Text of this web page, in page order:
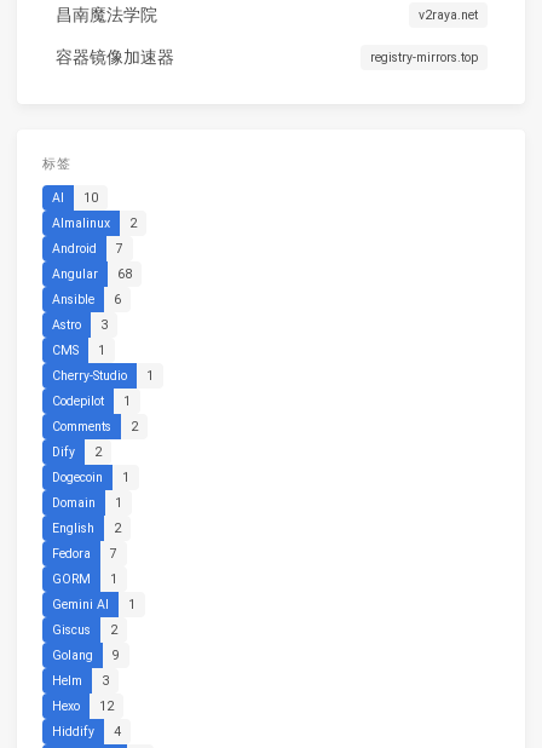
昌南魔法学院 v2raya.net
容器镜像加速器 registry-mirrors.top
标签
AI
10
Almalinux
2
Android
7
Angular
68
Ansible
6
Astro
3
CMS
1
Cherry-Studio
1
Codepilot
1
Comments
2
Dify
2
Dogecoin
1
Domain
1
English
2
Fedora
7
GORM
1
Gemini AI
1
Giscus
2
Golang
9
Helm
3
Hexo
12
Hiddify
4